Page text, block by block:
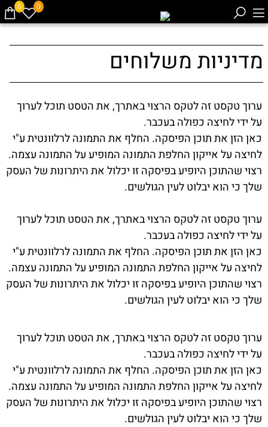
0 0
מדיניות משלוחים
ערוך טקסט זה לטקס הרצוי באתרך, את הטסט תוכל לערוך
על ידי לחיצה כפולה בעכבר.
כאן הזן את תוכן הפיסקה. החלף את התמונה לרלוונטית ע"י
לחיצה על אייקון החלפת התמונה המופיע על התמונה עצמה.
רצוי שהתוכן היופיע בפיסקה זו יכלול את היתרונות של העסק
שלך כי הוא יבלוט לעין הגולשים.
ערוך טקסט זה לטקס הרצוי באתרך, את הטסט תוכל לערוך
על ידי לחיצה כפולה בעכבר.
כאן הזן את תוכן הפיסקה. החלף את התמונה לרלוונטית ע"י
לחיצה על אייקון החלפת התמונה המופיע על התמונה עצמה.
רצוי שהתוכן היופיע בפיסקה זו יכלול את היתרונות של העסק
שלך כי הוא יבלוט לעין הגולשים.
ערוך טקסט זה לטקס הרצוי באתרך, את הטסט תוכל לערוך
על ידי לחיצה כפולה בעכבר.
כאן הזן את תוכן הפיסקה. החלף את התמונה לרלוונטית ע"י
לחיצה על אייקון החלפת התמונה המופיע על התמונה עצמה.
רצוי שהתוכן היופיע בפיסקה זו יכלול את היתרונות של העסק
שלך כי הוא יבלוט לעין הגולשים.